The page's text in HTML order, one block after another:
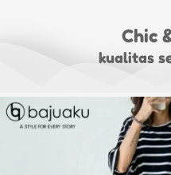
Chic
kualitas